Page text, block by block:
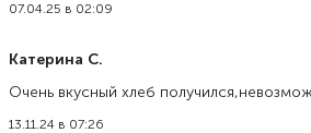
07.04.25 в 02:09
Катерина С.
Очень вкусный хлеб
13.11.24 в 07:26